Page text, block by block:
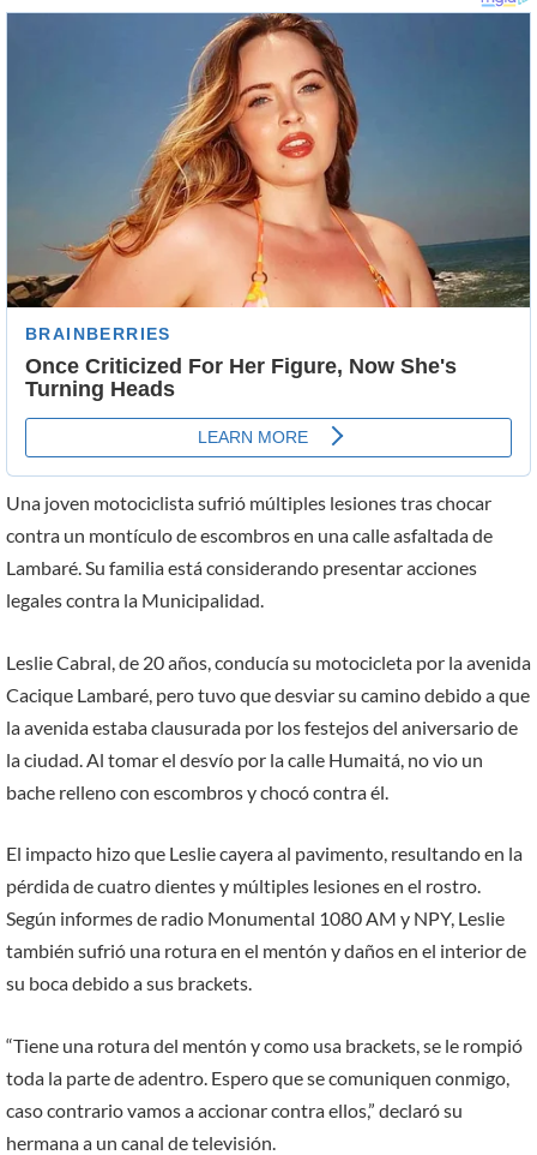
Una joven motociclista sufrió múltiples lesiones tras chocar
contra un montículo de escombros en una calle asfaltada de
Lambaré. Su familia está considerando presentar acciones
legales contra la Municipalidad.
Leslie Cabral, de 20 años, conducía su motocicleta por la avenida
Cacique Lambaré, pero tuvo que desviar su camino debido a que
la avenida estaba clausurada por los festejos del aniversario de
la ciudad. Al tomar el desvío por la calle Humaitá, no vio un
bache relleno con escombros y chocó contra él.
El impacto hizo que Leslie cayera al pavimento, resultando en la
pérdida de cuatro dientes y múltiples lesiones en el rostro.
Según informes de radio Monumental 1080 AM y NPY, Leslie
también sufrió una rotura en el mentón y daños en el interior de
su boca debido a sus brackets.
“Tiene una rotura del mentón y como usa brackets, se le rompió
toda la parte de adentro. Espero que se comuniquen conmigo,
caso contrario vamos a accionar contra ellos,” declaró su
hermana a un canal de televisión.